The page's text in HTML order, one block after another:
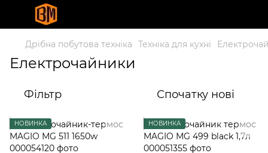
Дрібна побутова техніка Техніка для кухні
Електрочайники
Фільтр Спочатку нові
НОВИНКА НОВИНКА